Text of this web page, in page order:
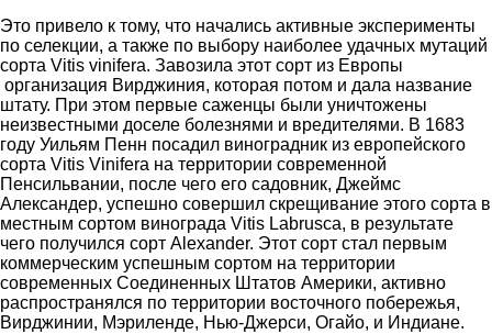
Это привело к тому, что начались активные эксперименты
по селекции, а также по выбору наиболее удачных мутаций
сорта Vitis vinifera. Завозила этот сорт из Европы
организация Вирджиния, которая потом и дала название
штату. При этом первые саженцы были уничтожены
неизвестными доселе болезнями и вредителями. В 1683
году Уильям Пенн посадил виноградник из европейского
сорта Vitis Vinifera на территории современной
Пенсильвании, после чего его садовник, Джеймс
Александер, успешно совершил скрещивание этого сорта в
местным сортом винограда Vitis Labrusca, в результате
чего получился сорт Alexander. Этот сорт стал первым
коммерческим успешным сортом на территории
современных Соединенных Штатов Америки, активно
распространялся по территории восточного побережья,
Вирджинии, Мэриленде, Нью-Джерси, Огайо, и Индиане.